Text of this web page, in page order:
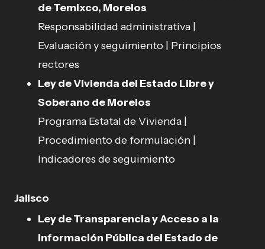
de Temixco, Morelos
Responsabilidad administrativa |
Evaluación y seguimiento | Principios
rectores
Ley de Vivienda del Estado Libre y
Soberano de Morelos
Programa Estatal de Vivienda |
Procedimiento de formulación |
Indicadores de seguimiento
Jalisco
Ley de Transparencia y Acceso a la
Información Pública del Estado de